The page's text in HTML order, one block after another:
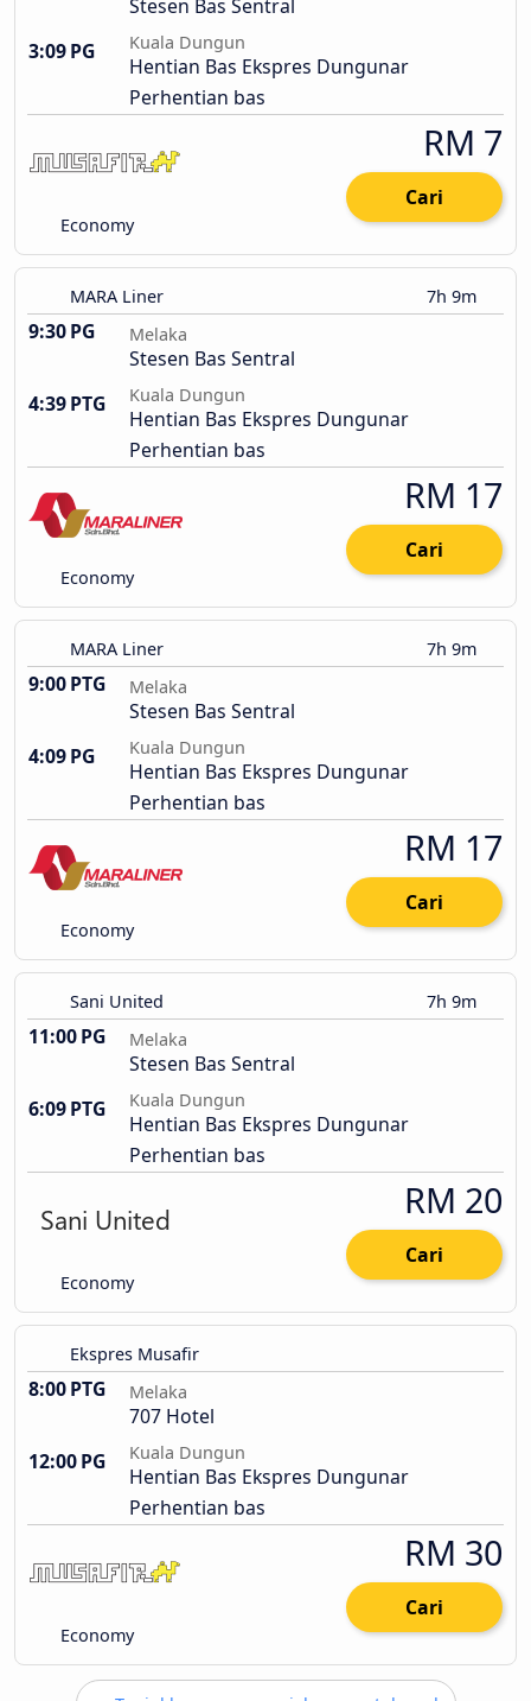
Stesen Bas Sentral
3:09 PG
Kuala Dungun
Hentian Bas Ekspres Dungunar
Perhentian bas
Economy
RM 7
Cari
MARA Liner 7h 9m
9:30 PG Melaka
Stesen Bas Sentral
4:39 PTG
Kuala Dungun
Hentian Bas Ekspres Dungunar
Perhentian bas
Economy
RM 17
Cari
MARA Liner 7h 9m
9:00 PTG Melaka
Stesen Bas Sentral
4:09 PG
Kuala Dungun
Hentian Bas Ekspres Dungunar
Perhentian bas
Economy
RM 17
Cari
Sani United 7h 9m
11:00 PG Melaka
Stesen Bas Sentral
6:09 PTG
Kuala Dungun
Hentian Bas Ekspres Dungunar
Perhentian bas
Economy
RM 20
Cari
Ekspres Musafir
8:00 PTG Melaka
707 Hotel
12:00 PG
Kuala Dungun
Hentian Bas Ekspres Dungunar
Perhentian bas
Economy
RM 30
Cari